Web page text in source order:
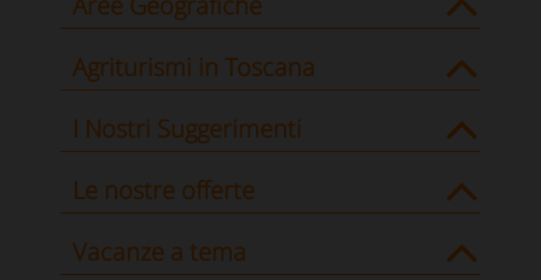
Agriturismi in Toscana
I Nostri Suggerimenti
Le nostre offerte
Vacanze a tema